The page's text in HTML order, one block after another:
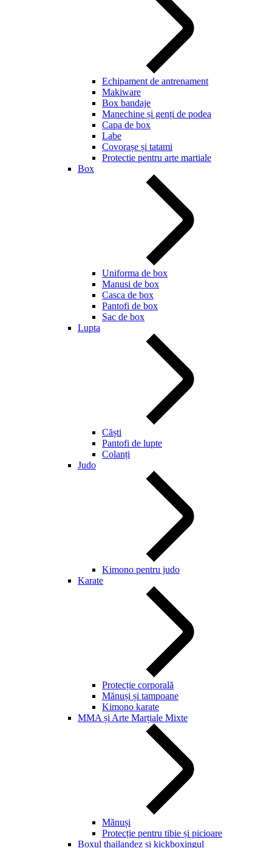
Echipament de antrenament
Makiware
Box bandaje
Manechine și genți de podea
Capa de box
Labe
Covorașe și tatami
Protectie pentru arte martiale
Box
Uniforma de box
Manusi de box
Casca de box
Pantofi de box
Sac de box
Lupta
Căști
Pantofi de lupte
Colanți
Judo
Kimono pentru judo
Karate
Protecție corporală
Mănuși și tampoane
Kimono karate
MMA și Arte Marțiale Mixte
Mănuși
Protecție pentru tibie și picioare
Boxul thailandez și kickboxingul